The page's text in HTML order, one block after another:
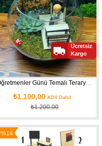
Öğretmenler Günü Temalı Teraryum Kiti
₺1.100,00 KDV Dahil
₺1.200,00
Ücretsiz
Kargo
%14